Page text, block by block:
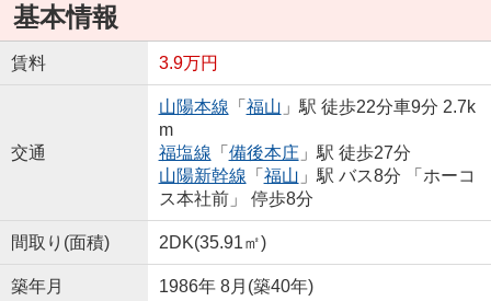
基本情報
賃料 3.9万円
交通
山陽本線 「 福山 」駅 徒歩22分車9分 2.7k
m
福塩線 「 備後本庄 」駅 徒歩27分
山陽新幹線 「 福山 」駅 バス8分 「ホーコ
ス本社前」 停歩8分
間取り(面積) 2DK(35.91㎡)
築年月 1986年 8月(築40年)